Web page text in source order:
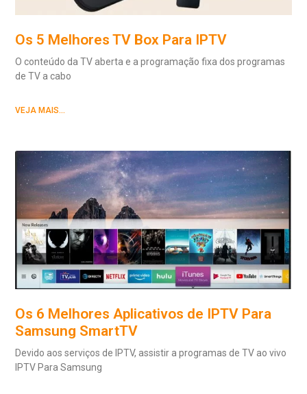
Os 5 Melhores TV Box Para IPTV
O conteúdo da TV aberta e a programação fixa dos programas
de TV a cabo
VEJA MAIS...
Os 6 Melhores Aplicativos de IPTV Para
Samsung SmartTV
Devido aos serviços de IPTV, assistir a programas de TV ao vivo
IPTV Para Samsung